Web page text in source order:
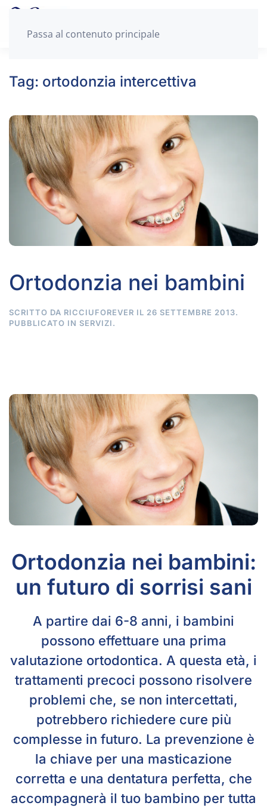
Passa al contenuto principale
Tag: ortodonzia intercettiva
Ortodonzia nei bambini
SCRITTO DA RICCIUFOREVER IL 26 SETTEMBRE 2013.
PUBBLICATO IN SERVIZI.
Ortodonzia nei bambini:
un futuro di sorrisi sani
A partire dai 6-8 anni, i bambini
possono effettuare una prima
valutazione ortodontica. A questa età, i
trattamenti precoci possono risolvere
problemi che, se non intercettati,
potrebbero richiedere cure più
complesse in futuro. La prevenzione è
la chiave per una masticazione
corretta e una dentatura perfetta, che
accompagnerà il tuo bambino per tutta